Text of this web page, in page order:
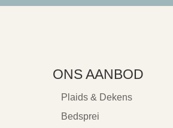
ONS AANBOD
Plaids & Dekens
Bedsprei